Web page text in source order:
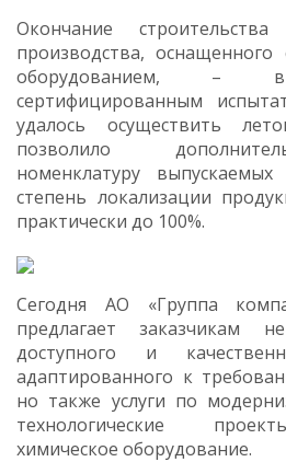
Окончание
производства,
оборудованием,
сертифицированным
удалось осуществить
позволило
номенклатуру
степень локализации
практически до 100%.
Сегодня АО «Группа
предлагает заказчикам
доступного и
адаптированного к
но также услуги по
технологические
химическое оборудование.